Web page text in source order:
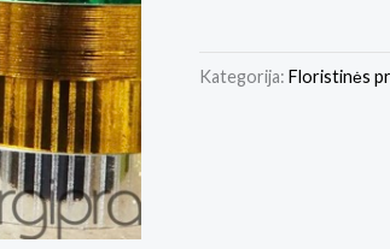
Kategorija: Floristinės